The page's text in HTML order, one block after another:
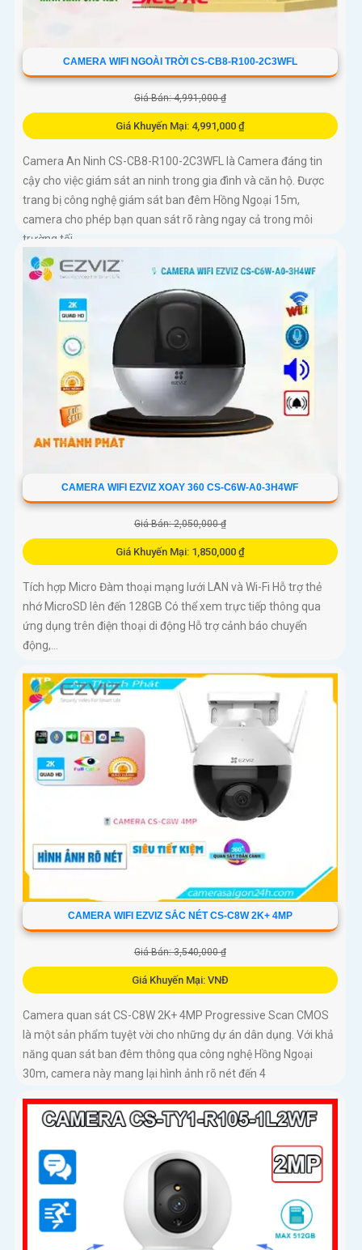
CAMERA WIFI NGOÀI TRỜI CS-CB8-R100-2C3WFL
Giá Bán: 4,991,000 ₫
Giá Khuyến Mại: 4,991,000 ₫
Camera An Ninh CS-CB8-R100-2C3WFL là Camera đáng tin
cậy cho việc giám sát an ninh trong gia đình và căn hộ. Được
trang bị công nghệ giám sát ban đêm Hồng Ngoại 15m,
camera cho phép bạn quan sát rõ ràng ngay cả trong môi
trường tối
CAMERA WIFI EZVIZ XOAY 360 CS-C6W-A0-3H4WF
Giá Bán: 2,050,000 ₫
Giá Khuyến Mại: 1,850,000 ₫
Tích hợp Micro Đàm thoại mạng lưới LAN và Wi-Fi Hỗ trợ thẻ
nhớ MicroSD lên đến 128GB Có thể xem trực tiếp thông qua
ứng dụng trên điện thoại di động Hỗ trợ cảnh báo chuyển
động,...
CAMERA WIFI EZVIZ SẮC NÉT CS-C8W 2K+ 4MP
Giá Bán: 3,540,000 ₫
Giá Khuyến Mại: VNĐ
Camera quan sát CS-C8W 2K+ 4MP Progressive Scan CMOS
là một sản phẩm tuyệt vời cho những dự án dân dụng. Với khả
năng quan sát ban đêm thông qua công nghệ Hồng Ngoại
30m, camera này mang lại hình ảnh rõ nét đến 4